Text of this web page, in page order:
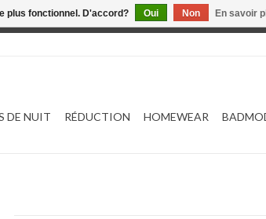
DE NUIT RÉDUCTION HOMEWEAR
plus fonctionnel. D'accord? Oui Non En savoir
Toute commande passée ne sera ni